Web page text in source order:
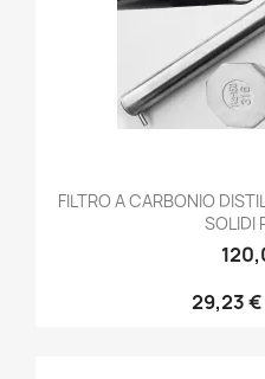
FILTRO A CARBONIO
SOLIDI
29,23 €